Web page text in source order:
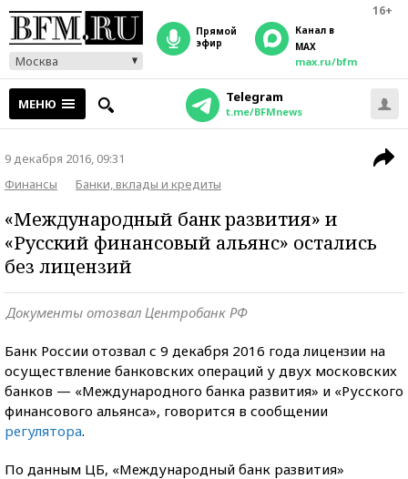
16+
Москва
прямой
эфир
Канал в
MAX
max.ru/bfm
МЕНЮ Telegram
t.me/BFMnews
9 декабря 2016, 09:31
Финансы
Банки, вклады и кредиты
«Международный банк развития» и
«Русский финансовый альянс» остались
без лицензий
Документы отозвал Центробанк РФ
Банк России отозвал с 9 декабря 2016 года лицензии на
осуществление банковских операций у двух московских
банков — «Международного банка развития» и «Русского
финансового альянса», говорится в сообщении
регулятора.
По данным ЦБ, «Международный банк развития»